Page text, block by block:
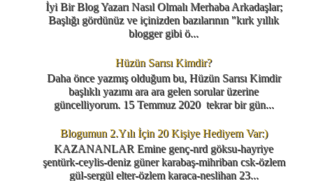
İyi Bir Blog Yazarı Nasıl Olmalı Merhaba Arkadaşlar;
Başlığı gördünüz ve içinizden bazılarının "kırk yıllık
blogger gibi ö...
Hüzün Sarısı Kimdir?
Daha önce yazmış olduğum bu, Hüzün Sarısı Kimdir
başlıklı yazımı ara ara gelen sorular üzerine
güncelliyorum. 15 Temmuz 2020 tekrar bir gün...
Blogumun 2.Yılı İçin 20 Kişiye Hediyem Var:)
KAZANANLAR Emine genç-nrd göksu-hayriye
şentürk-ceylis-deniz güner karabaş-mihriban csk-özlem
gül-sergül elter-özlem karaca-neslihan 23...